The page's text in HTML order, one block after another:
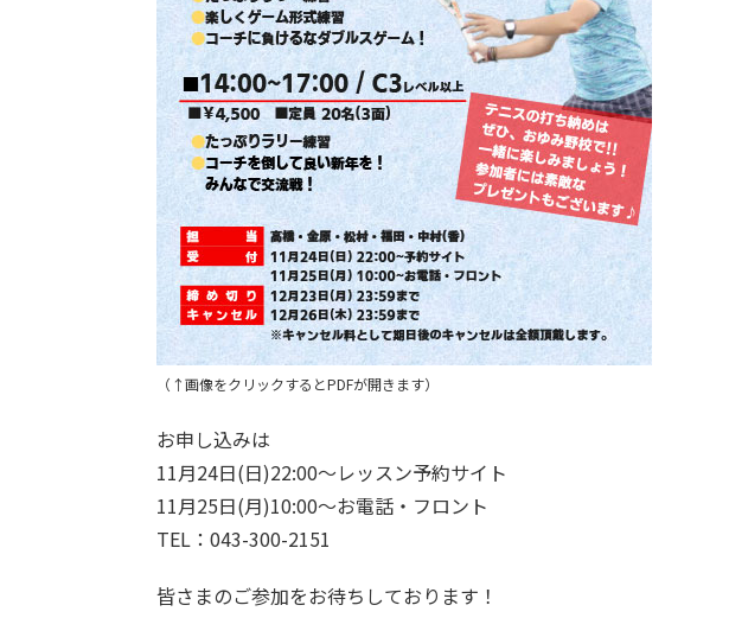
（↑画像をクリックするとPDFが開きます）
お申し込みは
11月24日(日)22:00～レッスン予約サイト
11月25日(月)10:00～お電話・フロント
TEL：043-300-2151
皆さまのご参加をお待ちしております！